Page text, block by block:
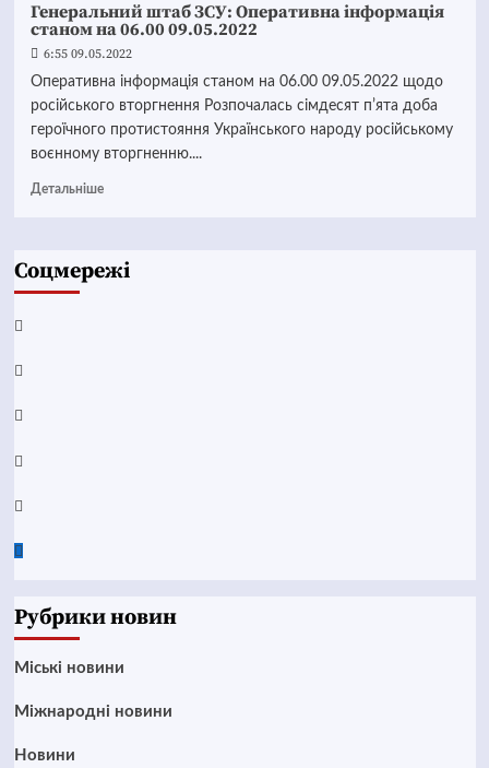
Генеральний штаб ЗСУ: Оперативна інформація
станом на 06.00 09.05.2022
6:55 09.05.2022
Оперативна інформація станом на 06.00 09.05.2022 щодо
російського вторгнення Розпочалась сімдесят пʼята доба
героїчного протистояння Українського народу російському
воєнному вторгненню....
Детальніше
Соцмережі
Facebook
YouTube
Telegram
Instagram
Twitter
Google
Рубрики новин
Mіські новини
Міжнародні новини
Новини